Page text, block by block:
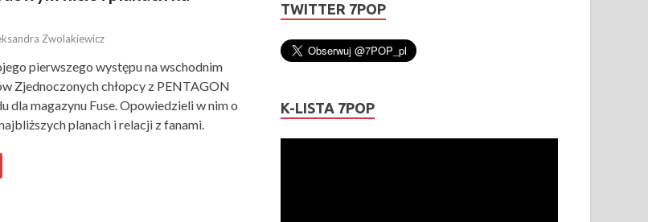
Zwolakiewicz
pierwszego występu na wschodnim
Zjednoczonych chłopcy z PENTAGON
dla magazynu Fuse. Opowiedzieli w nim o
planach i relacji z fanami.
TWITTER 7POP
K-LISTA 7POP